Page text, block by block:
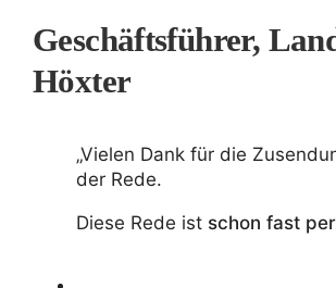
Geschäftsführer,
Höxter
„Vielen Dank für die
der Rede.
Diese Rede ist schon fast